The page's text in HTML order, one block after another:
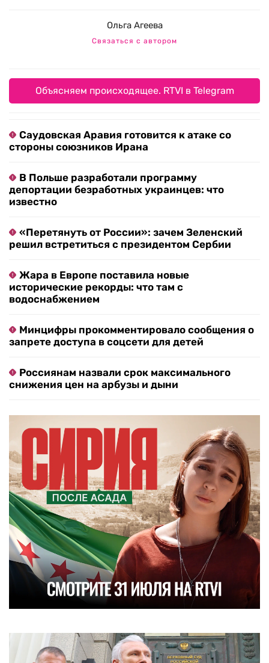
Ольга Агеева
Связаться с автором
Объясняем происходящее. RTVI в Telegram
Саудовская Аравия готовится к атаке со
стороны союзников Ирана
В Польше разработали программу
депортации безработных украинцев: что
известно
«Перетянуть от России»: зачем Зеленский
решил встретиться с президентом Сербии
Жара в Европе поставила новые
исторические рекорды: что там с
водоснабжением
Минцифры прокомментировало сообщения о
запрете доступа в соцсети для детей
Россиянам назвали срок максимального
снижения цен на арбузы и дыни